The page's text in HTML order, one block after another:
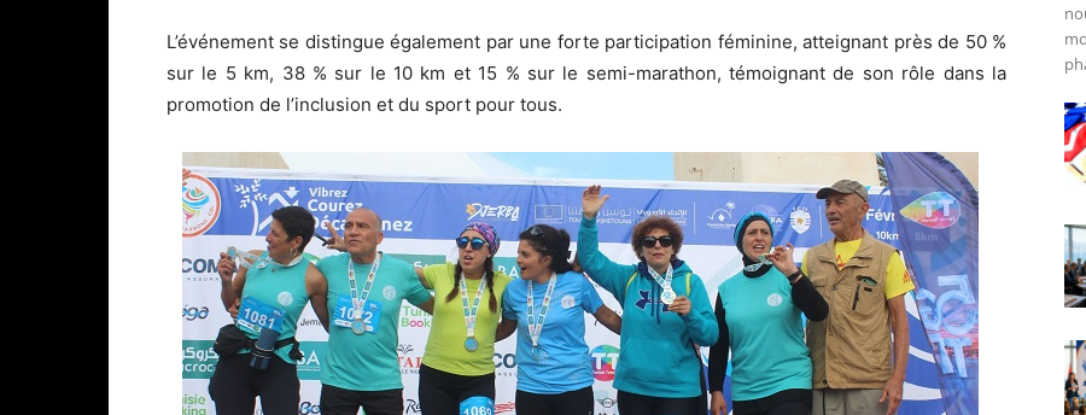
L’événement se distingue également par une forte participation féminine, atteignant près de 50 %
sur le 5 km, 38 % sur le 10 km et 15 % sur le semi-marathon, témoignant de son rôle dans la
promotion de l’inclusion et du sport pour tous.